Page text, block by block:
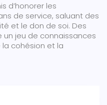
d’honorer les
de service, saluant des
et le don de soi. Des
jeu de connaissances
cohésion et la